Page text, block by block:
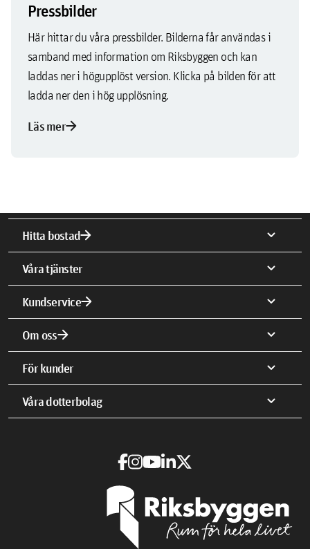
Pressbilder
Här hittar du våra pressbilder. Bilderna får användas i
samband med information om Riksbyggen och kan
laddas ner i högupplöst version. Klicka på bilden för att
ladda ner den i hög upplösning.
Läs merarrow_forward
Hitta bostadarrow_forward expand_more
Våra tjänster expand_more
Kundservicearrow_forward expand_more
Om ossarrow_forward expand_more
För kunder expand_more
Våra dotterbolag expand_more